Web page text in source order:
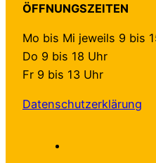
ÖFFNUNGSZEITEN
Mo bis Mi jeweils 9 bis
Do 9 bis 18 Uhr
Fr 9 bis 13 Uhr
Datenschutzerklärung